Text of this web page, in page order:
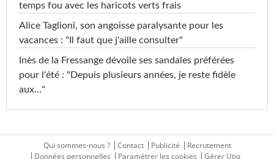
temps fou avec les haricots verts frais
Alice Taglioni, son angoisse paralysante pour les
vacances : "Il faut que j'aille consulter"
Inès de la Fressange dévoile ses sandales préférées
pour l'été : "Depuis plusieurs années, je reste fidèle
aux…"
Qui sommes-nous ? Contact Publicité
Recrutement
Données personnelles
Paramétrer les cookies Gérer Utiq